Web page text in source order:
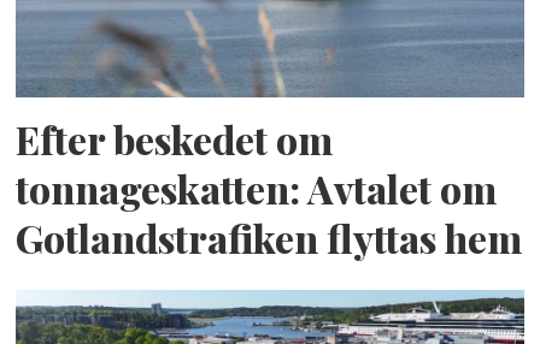
Efter beskedet om
tonnageskatten: Avtalet om
Gotlandstrafiken flyttas hem